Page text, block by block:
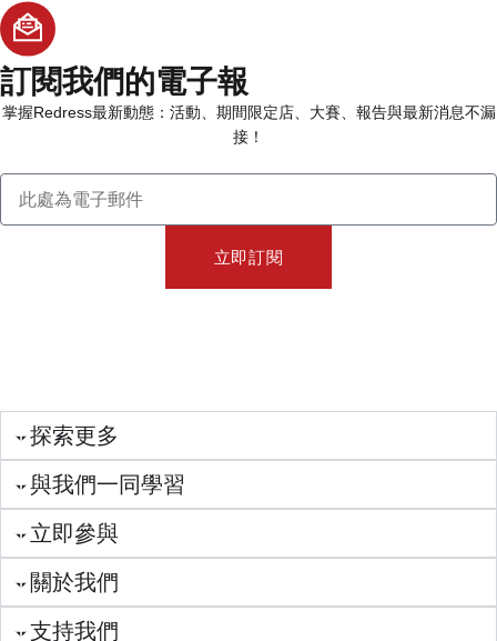
訂閱我們的電子報
掌握Redress最新動態：活動、期間限定店、大賽、報告與最新消息不漏
接！
立即訂閱
探索更多
與我們一同學習
立即參與
關於我們
支持我們